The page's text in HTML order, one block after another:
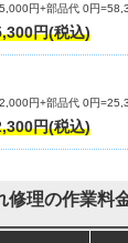
㎝超え）
）
え）
・デッキ
ラップ
円+部品代 0円
円(税込)
円+部品代 0円
円(税込)
修理の作業料